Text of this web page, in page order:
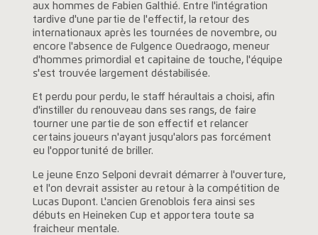
aux hommes de Fabien Galthié. Entre l'intégration
tardive d'une partie de l'effectif, la retour des
internationaux après les tournées de novembre, ou
encore l'absence de Fulgence Ouedraogo, meneur
d'hommes primordial et capitaine de touche, l'équipe
s'est trouvée largement déstabilisée.
Et perdu pour perdu, le staff héraultais a choisi, afin
d'instiller du renouveau dans ses rangs, de faire
tourner une partie de son effectif et relancer
certains joueurs n'ayant jusqu'alors pas forcément
eu l'opportunité de briller.
Le jeune Enzo Selponi devrait démarrer à l'ouverture,
et l'on devrait assister au retour à la compétition de
Lucas Dupont. L'ancien Grenoblois fera ainsi ses
débuts en Heineken Cup et apportera toute sa
fraicheur mentale.